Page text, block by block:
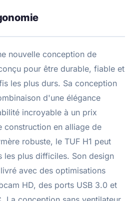
nouvelle conception de
pour être durable, fiable et
les plus durs. Sa conception
d'une élégance
incroyable à un prix
construction en alliage de
robuste, le TUF H1 peut
les plus difficiles. Son design
avec des optimisations
HD, des ports USB 3.0 et